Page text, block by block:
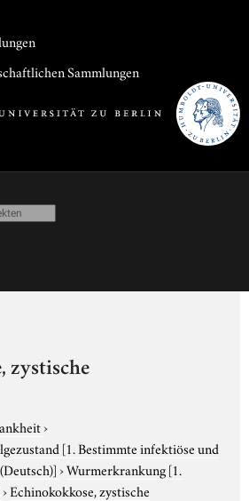
Sammlungen
zystische
›
[1. Bestimmte infektiöse und
›Wurmerkrankung[1.
›Echinokokkose, zystische